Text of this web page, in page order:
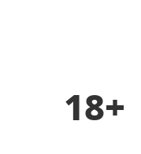
18+